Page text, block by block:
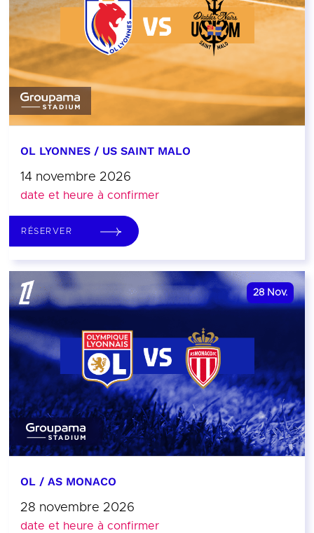
OL LYONNES / US SAINT MALO
14 novembre 2026
date et heure à confirmer
RÉSERVER
28 Nov.
OL / AS MONACO
28 novembre 2026
date et heure à confirmer